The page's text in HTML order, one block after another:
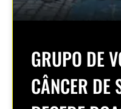
GRUPO DE
CÂNCER DE